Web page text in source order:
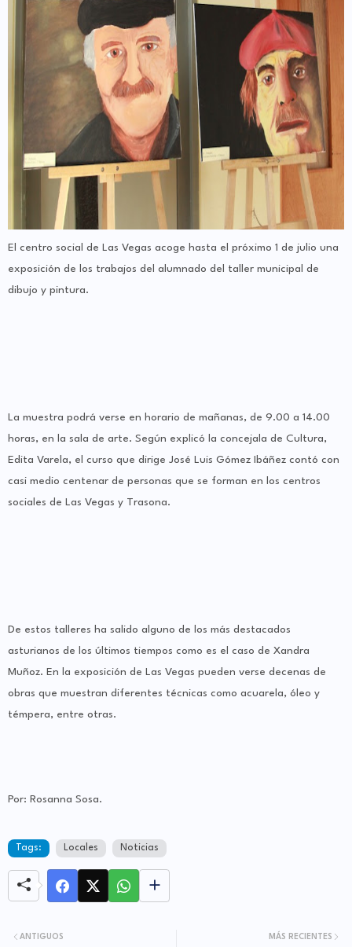
El centro social de Las Vegas acoge hasta el próximo 1 de julio una
exposición de los trabajos del alumnado del taller municipal de
dibujo y pintura.
La muestra podrá verse en horario de mañanas, de 9.00 a 14.00
horas, en la sala de arte. Según explicó la concejala de Cultura,
Edita Varela, el curso que dirige José Luis Gómez Ibáñez contó con
casi medio centenar de personas que se forman en los centros
sociales de Las Vegas y Trasona.
De estos talleres ha salido alguno de los más destacados
asturianos de los últimos tiempos como es el caso de Xandra
Muñoz. En la exposición de Las Vegas pueden verse decenas de
obras que muestran diferentes técnicas como acuarela, óleo y
témpera, entre otras.
Por: Rosanna Sosa.
Tags: Locales Noticias
MÁS RECIENTES
ANTIGUOS